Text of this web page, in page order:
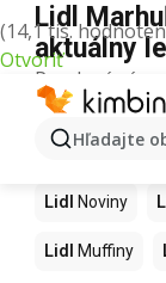
(14,1 tis.
Otvoriť
Hľadajte
Lidl
aktuálny
Pre daný
Ďalšie
Lidl Kapor
Lidl Noviny
Lidl Muffiny